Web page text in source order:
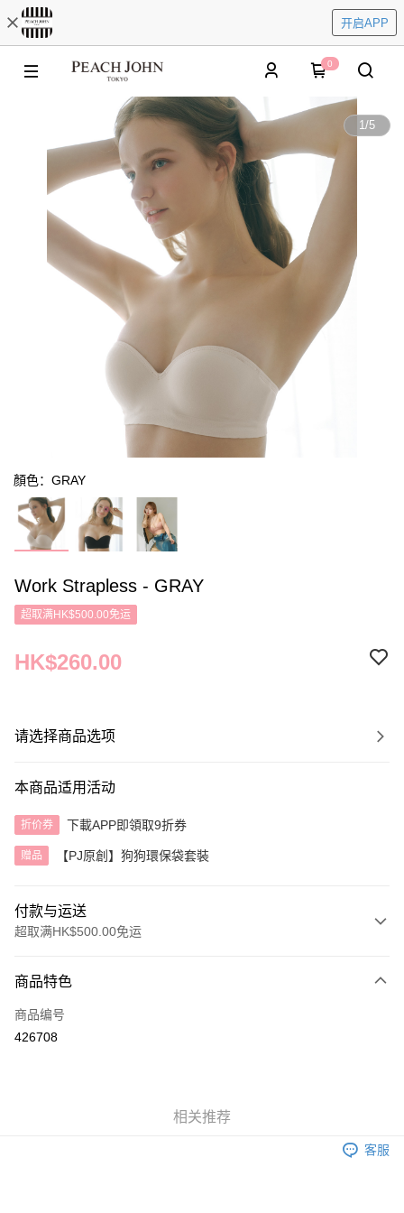
开启APP
0
1/5
顏色：GRAY
Work Strapless - GRAY
超取满HK$500.00免运
HK$260.00
请选择商品选项
本商品适用活动
折价券 下載APP即領取9折券
赠品 【PJ原創】狗狗環保袋套裝
付款与运送
超取满HK$500.00免运
信用卡
AlipayHK
每笔HK$40.00，满HK$500.00(含以上)免运费
商品特色
商品编号
426708
相关推荐
客服